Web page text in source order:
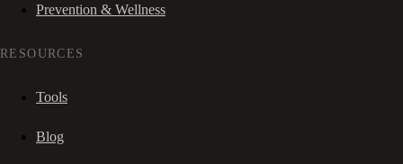
Prevention & Wellness
RESOURCES
Tools
Blog